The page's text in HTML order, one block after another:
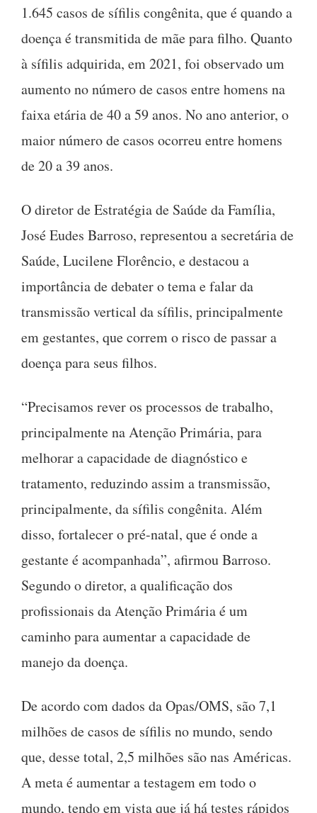
1.645 casos de sífilis congênita, que é quando a
doença é transmitida de mãe para filho. Quanto
à sífilis adquirida, em 2021, foi observado um
aumento no número de casos entre homens na
faixa etária de 40 a 59 anos. No ano anterior, o
maior número de casos ocorreu entre homens
de 20 a 39 anos.
O diretor de Estratégia de Saúde da Família,
José Eudes Barroso, representou a secretária de
Saúde, Lucilene Florêncio, e destacou a
importância de debater o tema e falar da
transmissão vertical da sífilis, principalmente
em gestantes, que correm o risco de passar a
doença para seus filhos.
“Precisamos rever os processos de trabalho,
principalmente na Atenção Primária, para
melhorar a capacidade de diagnóstico e
tratamento, reduzindo assim a transmissão,
principalmente, da sífilis congênita. Além
disso, fortalecer o pré-natal, que é onde a
gestante é acompanhada”, afirmou Barroso.
Segundo o diretor, a qualificação dos
profissionais da Atenção Primária é um
caminho para aumentar a capacidade de
manejo da doença.
De acordo com dados da Opas/OMS, são 7,1
milhões de casos de sífilis no mundo, sendo
que, desse total, 2,5 milhões são nas Américas.
A meta é aumentar a testagem em todo o
mundo, tendo em vista que já há testes rápidos